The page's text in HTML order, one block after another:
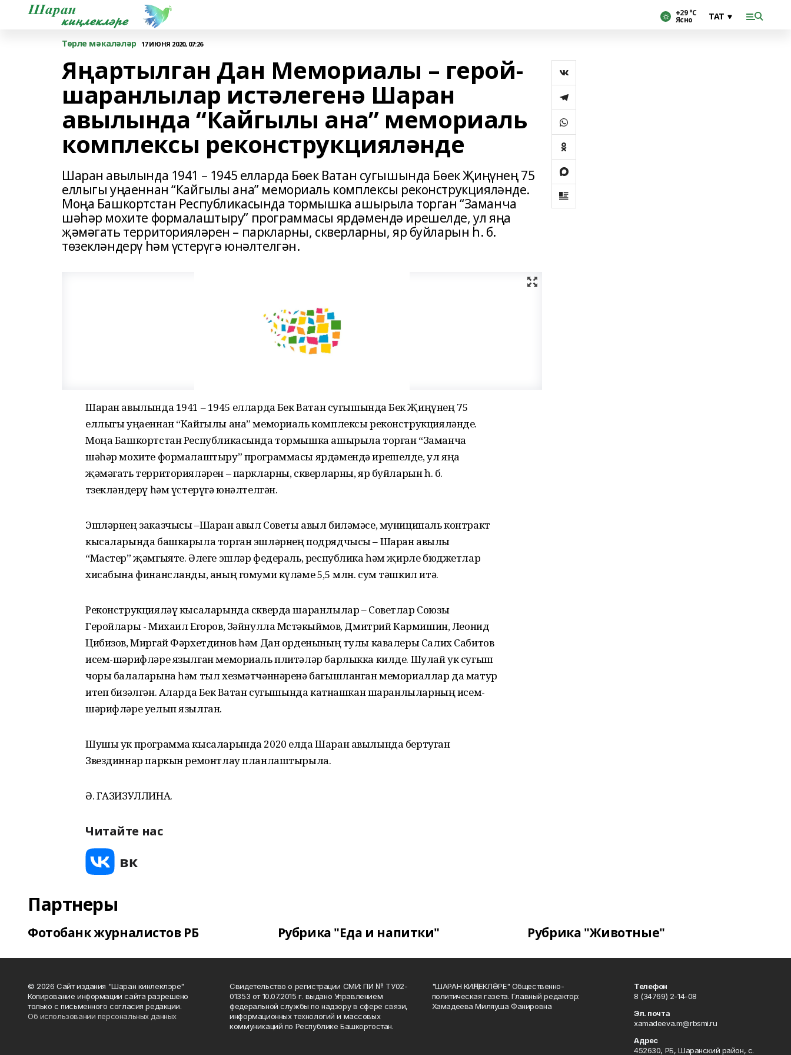
+29 °С
Ясно
Төрле мәкаләләр 17 ИЮНЯ 2020, 07:26
Яңартылган Дан Мемориалы – герой-
шаранлылар истәлегенә Шаран
авылында “Кайгылы ана” мемориаль
комплексы реконструкцияләнде
Шаран авылында 1941 – 1945 елларда Бөек Ватан сугышында Бөек Җиңүнең 75
еллыгы уңаеннан “Кайгылы ана” мемориаль комплексы реконструкцияләнде.
Моңа Башкортстан Республикасында тормышка ашырыла торган “Заманча
шәһәр мохите формалаштыру” программасы ярдәмендә ирешелде, ул яңа
җәмәгать территорияләрен – паркларны, скверларны, яр буйларын һ. б.
төзекләндерү һәм үстерүгә юнәлтелгән.
Шаран авылында 1941 – 1945 елларда Бөек Ватан сугышында Бөек Җиңүнең 75
еллыгы уңаеннан “Кайгылы ана” мемориаль комплексы реконструкцияләнде.
Моңа Башкортстан Республикасында тормышка ашырыла торган “Заманча
шәһәр мохите формалаштыру” программасы ярдәмендә ирешелде, ул яңа
җәмәгать территорияләрен – паркларны, скверларны, яр буйларын һ. б.
төзекләндерү һәм үстерүгә юнәлтелгән.
Эшләрнең заказчысы –Шаран авыл Советы авыл биләмәсе, муниципаль контракт
кысаларында башкарыла торган эшләрнең подрядчысы – Шаран авылы
“Мастер” җәмгыяте. Әлеге эшләр федераль, республика һәм җирле бюджетлар
хисабына финансланды, аның гомуми күләме 5,5 млн. сум тәшкил итә.
Реконструкцияләү кысаларында скверда шаранлылар – Советлар Союзы
Геройлары - Михаил Егоров, Зәйнулла Мөстәкыймов, Дмитрий Кармишин, Леонид
Цибизов, Миргай Фәрхетдинов һәм Дан орденының тулы кавалеры Салих Сабитов
исем-шәрифләре язылган мемориаль плитәләр барлыкка килде. Шулай ук сугыш
чоры балаларына һәм тыл хезмәтчәннәренә багышланган мемориаллар да матур
итеп бизәлгән. Аларда Бөек Ватан сугышында катнашкан шаранлыларның исем-
шәрифләре уелып язылган.
Шушы ук программа кысаларында 2020 елда Шаран авылында бертуган
Звездиннар паркын ремонтлау планлаштырыла.
Ә. ГАЗИЗУЛЛИНА.
Читайте нас
Партнеры
Фотобанк журналистов РБ Рубрика "Еда и напитки" Рубрика "Животные"
© 2026 Сайт издания "Шаран кинлеклэре"
Копирование информации сайта разрешено
только с письменного согласия редакции.
Об использовании персональных данных
Свидетельство о регистрации СМИ: ПИ № ТУ02-
01353 от 10.07.2015 г. выдано Управлением
федеральной службы по надзору в сфере связи,
информационных технологий и массовых
коммуникаций по Республике Башкортостан.
"ШАРАН КИҢЛЕКЛӘРЕ" Общественно-
политическая газета. Главный редактор:
Хамадеева Миляуша Фанировна
Телефон
8 (34769) 2-14-08
Эл. почта
xamadeeva.m@rbsmi.ru
Адрес
452630, РБ, Шаранский район, с.